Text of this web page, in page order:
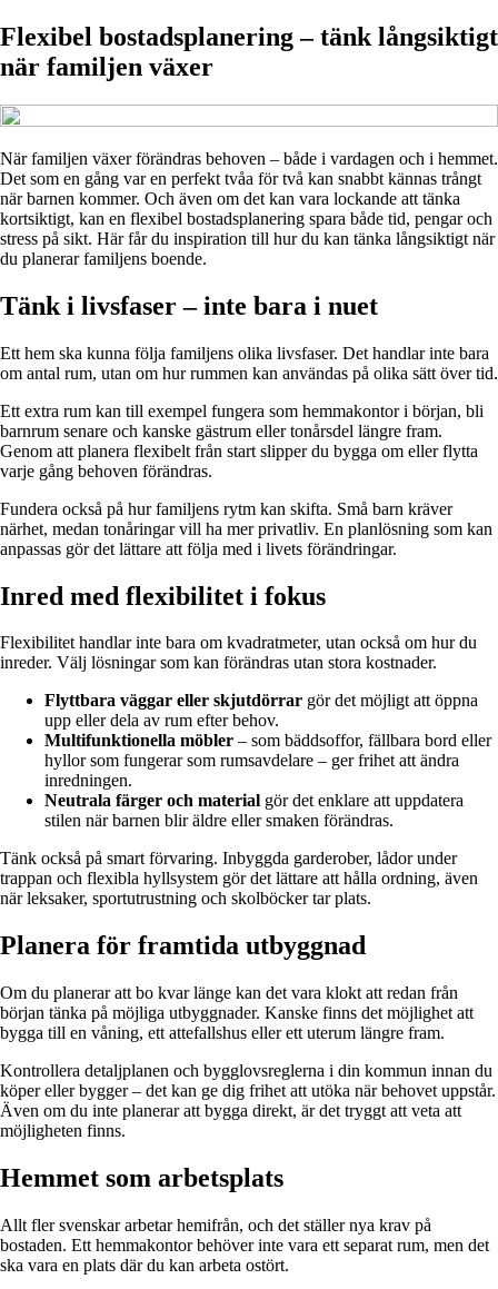
Flexibel bostadsplanering – tänk långsiktigt
när familjen växer
När familjen växer förändras behoven – både i vardagen och i hemmet.
Det som en gång var en perfekt tvåa för två kan snabbt kännas trångt
när barnen kommer. Och även om det kan vara lockande att tänka
kortsiktigt, kan en flexibel bostadsplanering spara både tid, pengar och
stress på sikt. Här får du inspiration till hur du kan tänka långsiktigt när
du planerar familjens boende.
Tänk i livsfaser – inte bara i nuet
Ett hem ska kunna följa familjens olika livsfaser. Det handlar inte bara
om antal rum, utan om hur rummen kan användas på olika sätt över tid.
Ett extra rum kan till exempel fungera som hemmakontor i början, bli
barnrum senare och kanske gästrum eller tonårsdel längre fram.
Genom att planera flexibelt från start slipper du bygga om eller flytta
varje gång behoven förändras.
Fundera också på hur familjens rytm kan skifta. Små barn kräver
närhet, medan tonåringar vill ha mer privatliv. En planlösning som kan
anpassas gör det lättare att följa med i livets förändringar.
Inred med flexibilitet i fokus
Flexibilitet handlar inte bara om kvadratmeter, utan också om hur du
inreder. Välj lösningar som kan förändras utan stora kostnader.
Flyttbara väggar eller skjutdörrar gör det möjligt att öppna
upp eller dela av rum efter behov.
Multifunktionella möbler – som bäddsoffor, fällbara bord eller
hyllor som fungerar som rumsavdelare – ger frihet att ändra
inredningen.
Neutrala färger och material gör det enklare att uppdatera
stilen när barnen blir äldre eller smaken förändras.
Tänk också på smart förvaring. Inbyggda garderober, lådor under
trappan och flexibla hyllsystem gör det lättare att hålla ordning, även
när leksaker, sportutrustning och skolböcker tar plats.
Planera för framtida utbyggnad
Om du planerar att bo kvar länge kan det vara klokt att redan från
början tänka på möjliga utbyggnader. Kanske finns det möjlighet att
bygga till en våning, ett attefallshus eller ett uterum längre fram.
Kontrollera detaljplanen och bygglovsreglerna i din kommun innan du
köper eller bygger – det kan ge dig frihet att utöka när behovet uppstår.
Även om du inte planerar att bygga direkt, är det tryggt att veta att
möjligheten finns.
Hemmet som arbetsplats
Allt fler svenskar arbetar hemifrån, och det ställer nya krav på
bostaden. Ett hemmakontor behöver inte vara ett separat rum, men det
ska vara en plats där du kan arbeta ostört.